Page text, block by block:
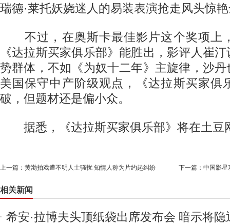
瑞德·莱托妖娆迷人的易装表演抢走风头惊艳
不过，在奥斯卡最佳影片这个奖项上
《达拉斯买家俱乐部》能胜出，影评人崔
势群体，不如《为奴十二年》主旋律，沙
美国保守中产阶级观点，《达拉斯买家俱
破，但题材还是偏小众。
据悉，《达拉斯买家俱乐部》将在土豆
上一篇： 黄渤拍戏遭不明人士骚扰 知情人称为片约起纠纷 下一篇： 中国影星
相关新闻
希安·拉博夫头顶纸袋出席发布会 暗示将隐